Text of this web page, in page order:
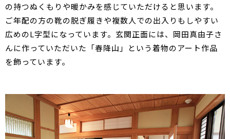
の持つぬくもりや暖かみを感じていただけると思います。
ご年配の方の靴の脱ぎ履きや複数人での出入りもしやすい
広めのL字型になっています。玄関正面には、岡田真由子さ
んに作っていただいた「春降山」という着物のアート作品
を飾っています。